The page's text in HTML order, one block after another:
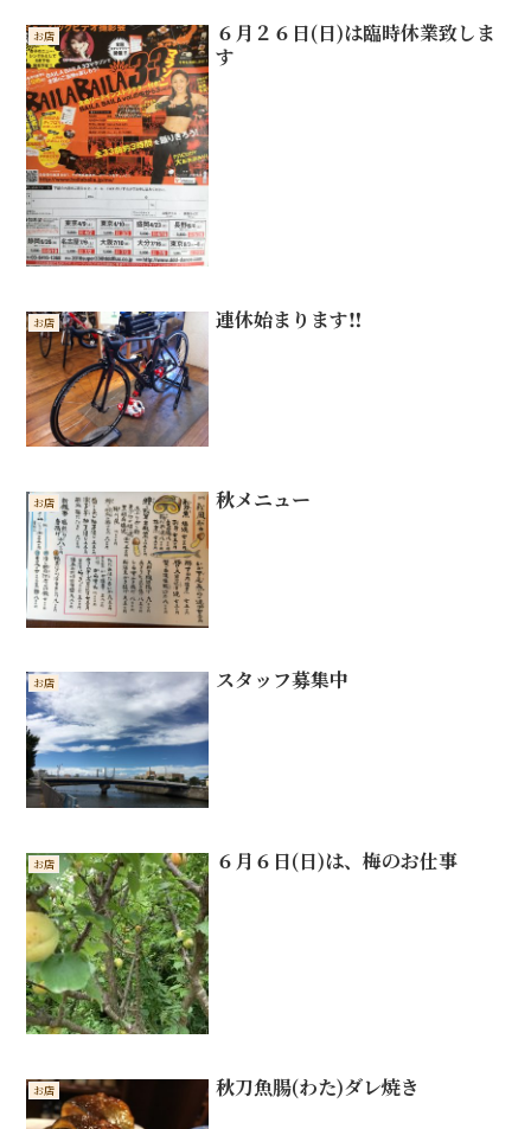
お店
６月２６日(日)は臨時休業致しま
す
お店 連休始まります‼️
お店 秋メニュー
お店 スタッフ募集中
お店 ６月６日(日)は、梅のお仕事
お店 秋刀魚腸(わた)ダレ焼き